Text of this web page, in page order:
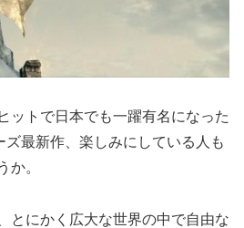
ットで日本でも一躍有名になった
最新作、楽しみにしている人も
か。
とにかく広大な世界の中で自由な